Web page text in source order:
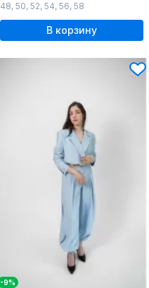
48, 50, 52, 54, 56, 58
В корзину
-9%